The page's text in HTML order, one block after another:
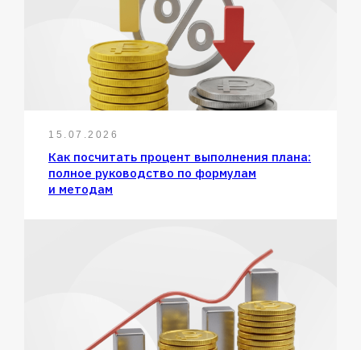
15.07.2026
Как посчитать процент выполнения плана:
полное руководство по формулам
и методам